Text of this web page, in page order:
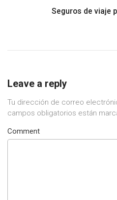
Seguros de viaje
Leave a reply
Tu dirección de correo
campos obligatorios están
Comment